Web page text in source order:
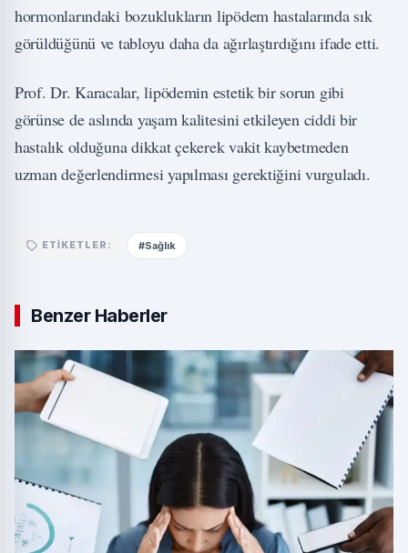
hormonlarındaki bozuklukların lipödem hastalarında sık
görüldüğünü ve tabloyu daha da ağırlaştırdığını ifade etti.
Prof. Dr. Karacalar, lipödemin estetik bir sorun gibi
görünse de aslında yaşam kalitesini etkileyen ciddi bir
hastalık olduğuna dikkat çekerek vakit kaybetmeden
uzman değerlendirmesi yapılması gerektiğini vurguladı.
ETIKETLER: #Sağlık
Benzer Haberler